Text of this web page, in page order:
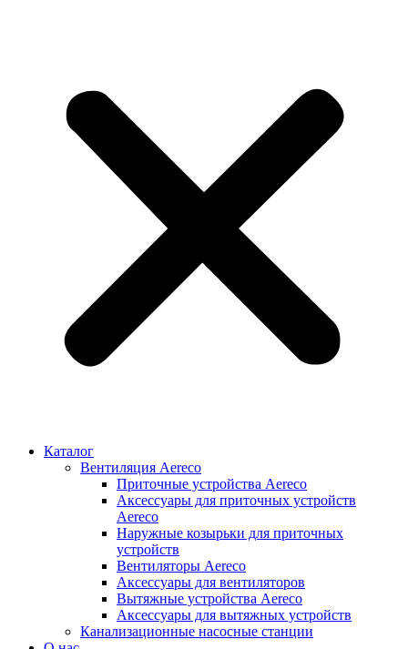
Каталог
Вентиляция Aereco
Приточные устройства Aereco
Аксессуары для приточных устройств
Aereco
Наружные козырьки для приточных
устройств
Вентиляторы Aereco
Аксессуары для вентиляторов
Вытяжные устройства Aereco
Аксессуары для вытяжных устройств
Канализационные насосные станции